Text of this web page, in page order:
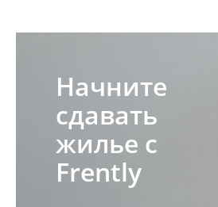
Начните
сдавать
жилье с
Frently